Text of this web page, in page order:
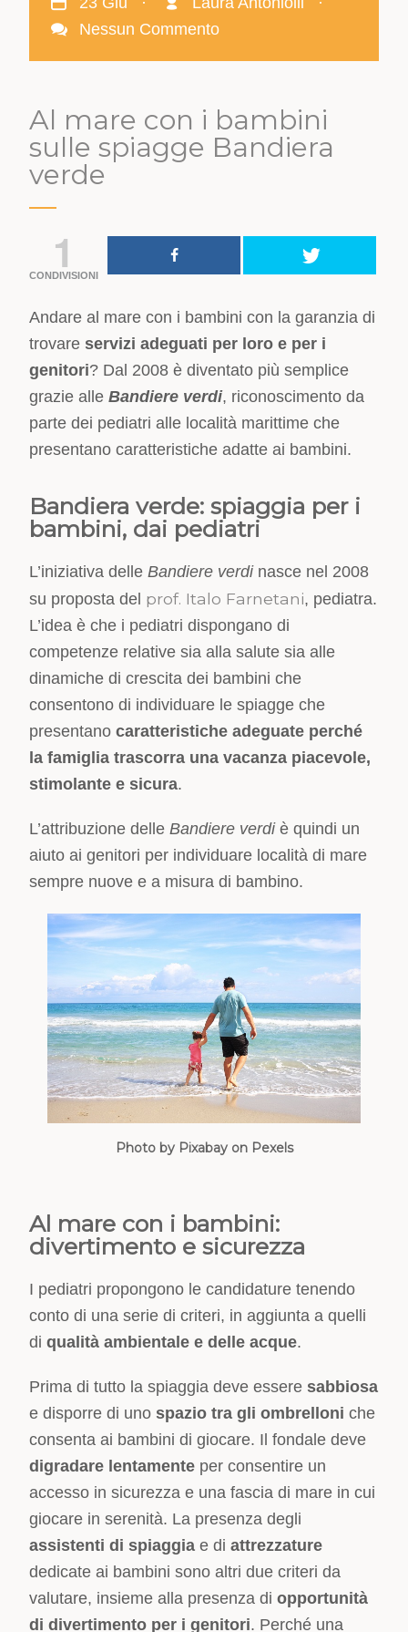
Nessun Commento
Al mare con i bambini
sulle spiagge Bandiera
verde
1
CONDIVISIONI
Andare al mare con i bambini con la garanzia di
trovareservizi adeguati per loro e per i
genitori? Dal 2008 è diventato più semplice
grazie alleBandiere verdi, riconoscimento da
parte dei pediatri alle località marittime che
presentano caratteristiche adatte ai bambini.
Bandiera verde: spiaggia per i
bambini, dai pediatri
L’iniziativa delleBandiere verdinasce nel 2008
su proposta del prof. Italo Farnetani, pediatra.
L’idea è che i pediatri dispongano di
competenze relative sia alla salute sia alle
dinamiche di crescita dei bambini che
consentono di individuare le spiagge che
presentanocaratteristiche adeguate perché
la famiglia trascorra una vacanza piacevole,
stimolante e sicura.
L’attribuzione delleBandiere verdiè quindi un
aiuto ai genitori per individuare località di mare
sempre nuove e a misura di bambino.
Photo by Pixabay on Pexels
Al mare con i bambini:
divertimento e sicurezza
I pediatri propongono le candidature tenendo
conto di una serie di criteri, in aggiunta a quelli
diqualità ambientale e delle acque.
Prima di tutto la spiaggia deve esseresabbiosa
e disporre di unospazio tra gli ombrelloni che
consenta ai bambini di giocare. Il fondale deve
digradare lentamente per consentire un
accesso in sicurezza e una fascia di mare in cui
giocare in serenità. La presenza degli
assistenti di spiaggia e diattrezzature
dedicate ai bambini sono altri due criteri da
valutare, insieme alla presenza diopportunità
di divertimento per i genitori. Perché una